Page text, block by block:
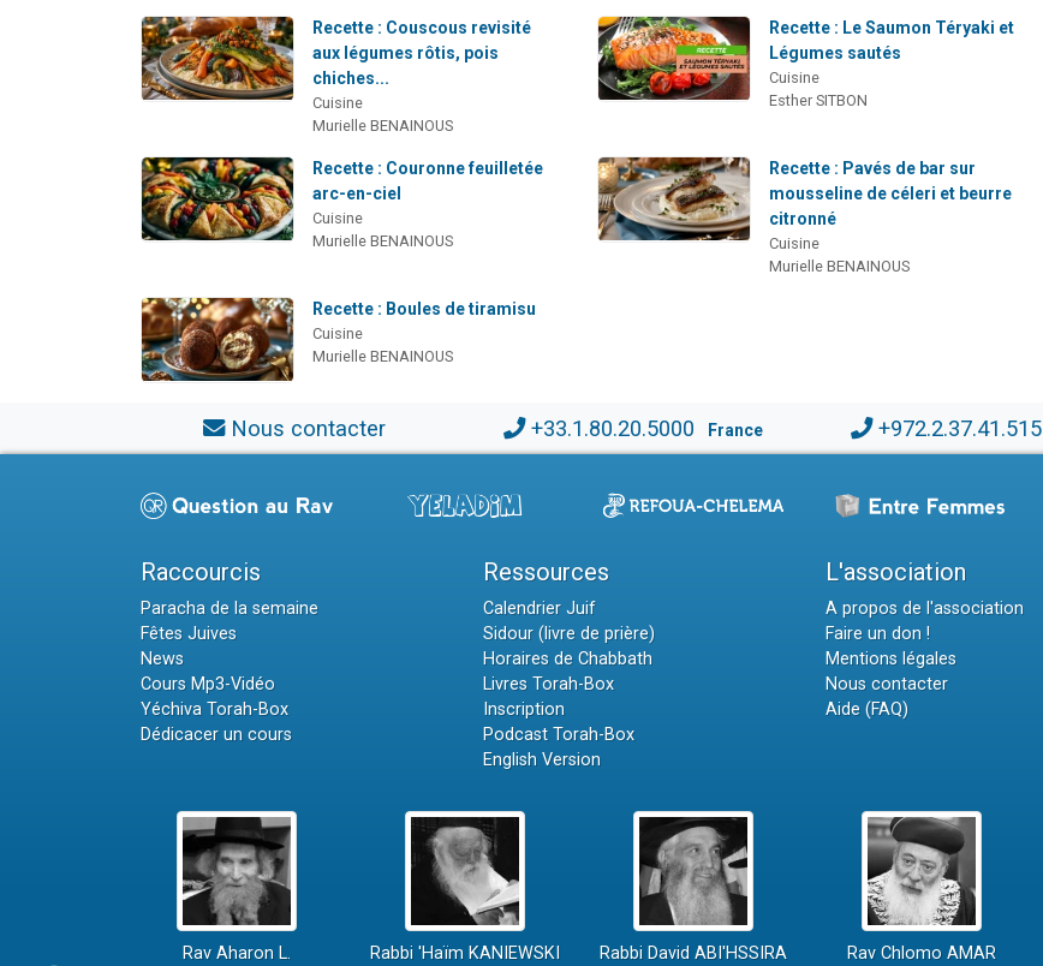
Recette : Couscous revisité
aux légumes rôtis, pois
chiches...
Cuisine
Murielle BENAINOUS
Recette : Le Saumon Téryaki et
Légumes sautés
Cuisine
Esther SITBON
Recette : Couronne feuilletée
arc-en-ciel
Cuisine
Murielle BENAINOUS
Recette : Pavés de bar sur
mousseline de céleri et beurre
citronné
Cuisine
Murielle BENAINOUS
Recette : Boules de tiramisu
Cuisine
Murielle BENAINOUS
Nous contacter +33.1.80.20.5000 France +972.2.37.41.515
Raccourcis
Paracha de la semaine
Fêtes Juives
News
Cours Mp3-Vidéo
Yéchiva Torah-Box
Dédicacer un cours
Ressources
Calendrier Juif
Sidour (livre de prière)
Horaires de Chabbath
Livres Torah-Box
Inscription
Podcast Torah-Box
English Version
L'association
A propos de l'association
Faire un don !
Mentions légales
Nous contacter
Aide (FAQ)
Rav Aharon L. Rabbi 'Haïm KANIEWSKI Rabbi David ABI'HSSIRA Rav Chlomo AMAR